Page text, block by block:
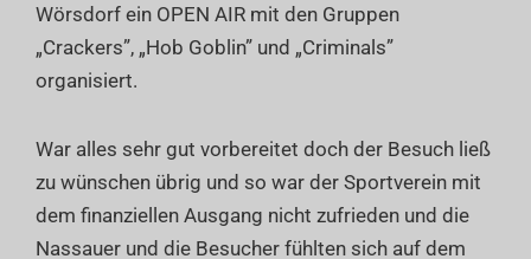
Wörsdorf ein OPEN AIR mit den Gruppen
„Crackers”, „Hob Goblin” und „Criminals”
organisiert.
War alles sehr gut vorbereitet doch der Besuch ließ
zu wünschen übrig und so war der Sportverein mit
dem finanziellen Ausgang nicht zufrieden und die
Nassauer und die Besucher fühlten sich auf dem